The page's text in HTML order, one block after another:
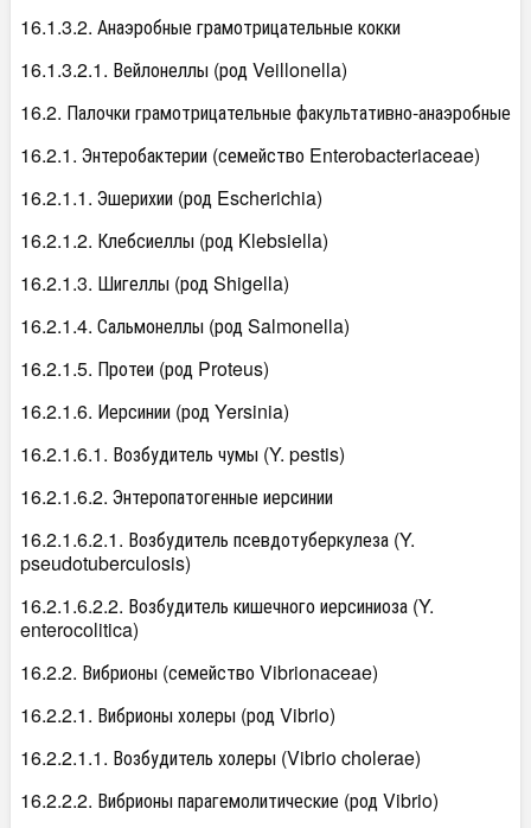
16.1.3.2. Анаэробные грамотрицательные кокки
16.1.3.2.1. Вейлонеллы (род Veillonella)
16.2. Палочки грамотрицательные факультативно-анаэробные
16.2.1. Энтеробактерии (семейство Enterobacteriaceae)
16.2.1.1. Эшерихии (род Escherichia)
16.2.1.2. Клебсиеллы (род Klebsiella)
16.2.1.3. Шигеллы (род Shigella)
16.2.1.4. Сальмонеллы (род Salmonella)
16.2.1.5. Протеи (род Proteus)
16.2.1.6. Иерсинии (род Yersinia)
16.2.1.6.1. Возбудитель чумы (Y. pestis)
16.2.1.6.2. Энтеропатогенные иерсинии
16.2.1.6.2.1. Возбудитель псевдотуберкулеза (Y.
pseudotuberculosis)
16.2.1.6.2.2. Возбудитель кишечного иерсиниоза (Y.
enterocolitica)
16.2.2. Вибрионы (семейство Vibrionaceae)
16.2.2.1. Вибрионы холеры (род Vibrio)
16.2.2.1.1. Возбудитель холеры (Vibrio cholerae)
16.2.2.2. Вибрионы парагемолитические (род Vibrio)